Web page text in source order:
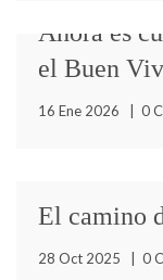
escribir sobre la
Ahora es
el Buen
16 Ene 2026 0
mide el tiempo
El camino
28 Oct 2025 0